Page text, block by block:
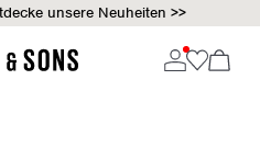
unsere Neuheiten >>